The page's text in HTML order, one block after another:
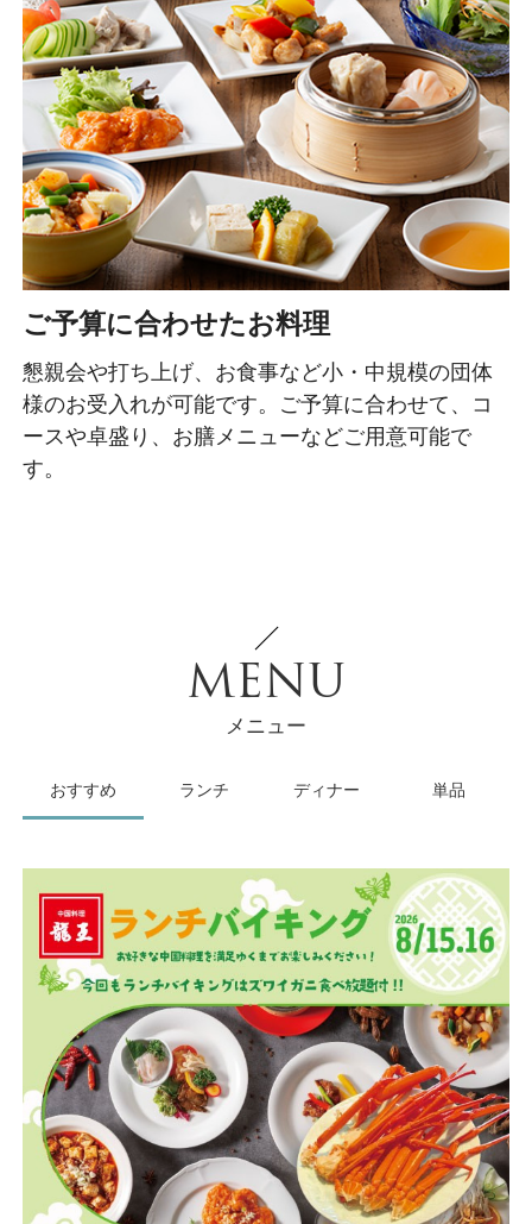
ご予算に合わせたお料理
懇親会や打ち上げ、お食事など小・中規模の団体
様のお受入れが可能です。ご予算に合わせて、コ
ースや卓盛り、お膳メニューなどご用意可能で
す。
MENU
メニュー
おすすめ ランチ ディナー 単品